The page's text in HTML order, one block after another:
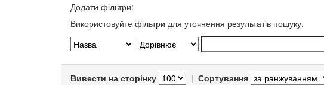
Додати фільтри:
Використовуйте фільтри для уточнення результатів пошуку.
Вивести на сторінку | Сортування